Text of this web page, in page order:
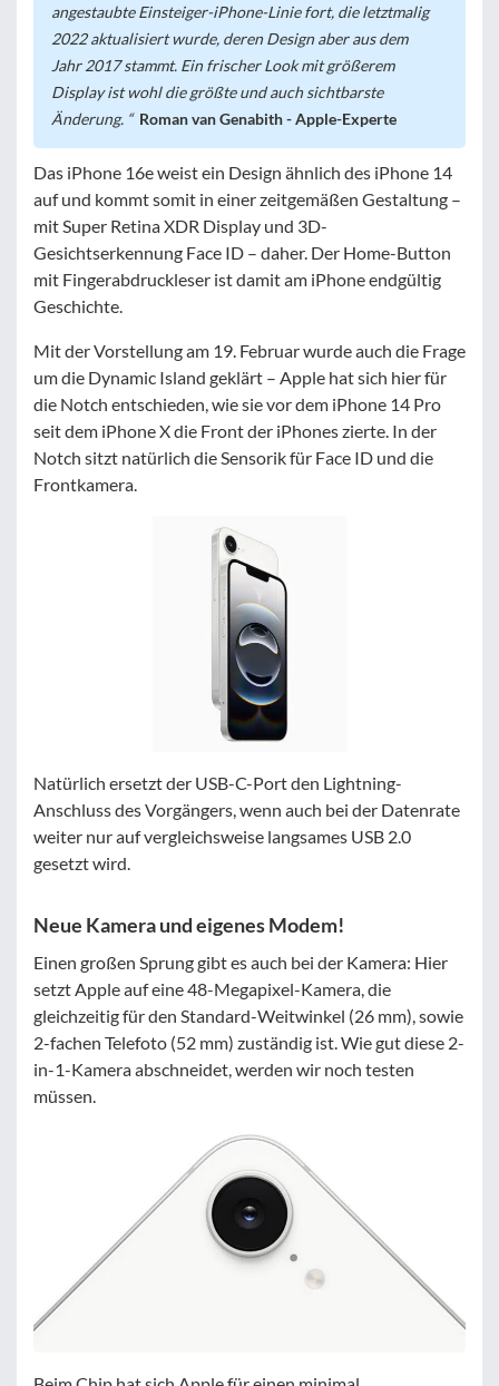
angestaubte Einsteiger-iPhone-Linie fort, die letztmalig
2022 aktualisiert wurde, deren Design aber aus dem
Jahr 2017 stammt. Ein frischer Look mit größerem
Display ist wohl die größte und auch sichtbarste
Änderung.
Roman van Genabith - Apple-Experte
Das iPhone 16e weist ein Design ähnlich des iPhone 14
auf und kommt somit in einer zeitgemäßen Gestaltung –
mit Super Retina XDR Dis­play und 3D-
Gesichtserkennung Face ID – daher. Der Home-Button
mit Fingerabdruckleser ist damit am iPhone endgültig
Geschichte.
Mit der Vorstellung am 19. Februar wurde auch die Frage
um die Dynamic Island geklärt – Apple hat sich hier für
die Notch entschieden, wie sie vor dem iPhone 14 Pro
seit dem iPhone X die Front der iPhones zierte. In der
Notch sitzt natürlich die Sensorik für Face ID und die
Frontkamera.
Natürlich ersetzt der USB-C-Port den Lightning-
Anschluss des Vorgängers, wenn auch bei der Datenrate
weiter nur auf vergleichsweise langsames USB 2.0
gesetzt wird.
Neue Kamera und eigenes Modem!
Einen großen Sprung gibt es auch bei der Kamera: Hier
setzt Apple auf eine 48-Megapixel-Kamera, die
gleichzeitig für den Standard-Weitwinkel (26 mm), sowie
2-fachen Telefoto (52 mm) zuständig ist. Wie gut diese 2-
in-1-Kamera abschneidet, werden wir noch testen
müssen.